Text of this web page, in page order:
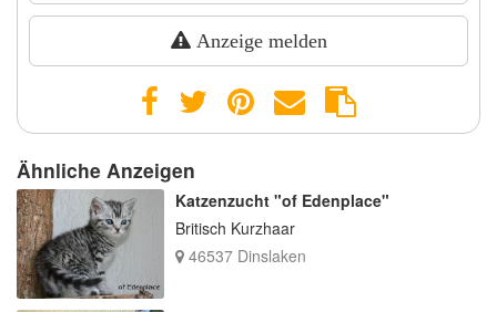
Anzeige melden
Ähnliche Anzeigen
Katzenzucht "of Edenplace"
Britisch Kurzhaar
46537 Dinslaken